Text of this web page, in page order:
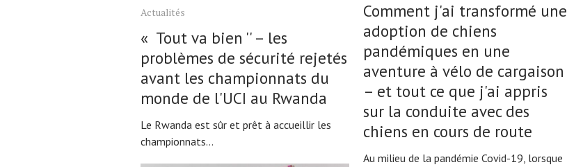
Actualités
« Tout va bien '' – les
problèmes de sécurité rejetés
avant les championnats du
monde de l'UCI au Rwanda
Le Rwanda est sûr et prêt à accueillir les
championnats...
Comment j'ai transformé une
adoption de chiens
pandémiques en une
aventure à vélo de cargaison
– et tout ce que j'ai appris
sur la conduite avec des
chiens en cours de route
Au milieu de la pandémie Covid-19, lorsque